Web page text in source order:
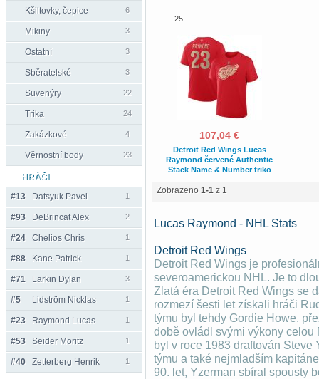
Kšiltovky, čepice 6
Mikiny 3
Ostatní 3
Sběratelské 3
Suvenýry 22
Trika 24
Zakázkové 4
Věrnostní body 23
HRÁČI
#13
Datsyuk Pavel 1
#93 DeBrincat Alex 2
#24 Chelios Chris 1
#88 Kane Patrick 1
#71 Larkin Dylan 3
#5 Lidström Nicklas 1
#23 Raymond Lucas 1
#53 Seider Moritz 1
#40 Zetterberg Henrik 1
25
107,04 €
Detroit Red Wings Lucas
Raymond červené Authentic
Stack Name & Number triko
Zobrazeno 1-1 z 1
Lucas Raymond - NHL Stats
Detroit Red Wings
Detroit Red Wings je
severoamerickou NHL. Je to
Zlatá éra Detroit Red Wings se
rozmezí šesti let získali hráči
týmu byl tehdy Gordie Howe,
době ovládl svými výkony
byl v roce 1983 draftován Steve
týmu a také nejmladším
90. let, Yzerman sbíral spousty